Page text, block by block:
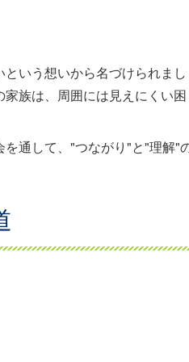
いう想いから名づけられまし
族は、周囲には見えにくい
通して、"つながり"と"理解"